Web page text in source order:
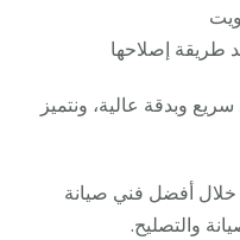
طريقة إصلاحها
وبدقة عالية، ونتميز
أفضل فني صيانة
والتصليح.